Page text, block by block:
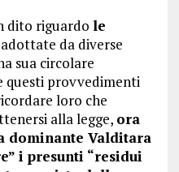
dito riguardo le
da diverse
sua circolare
questi provvedimenti
loro che
alla legge, ora
dominante Valditara
i presunti “residui